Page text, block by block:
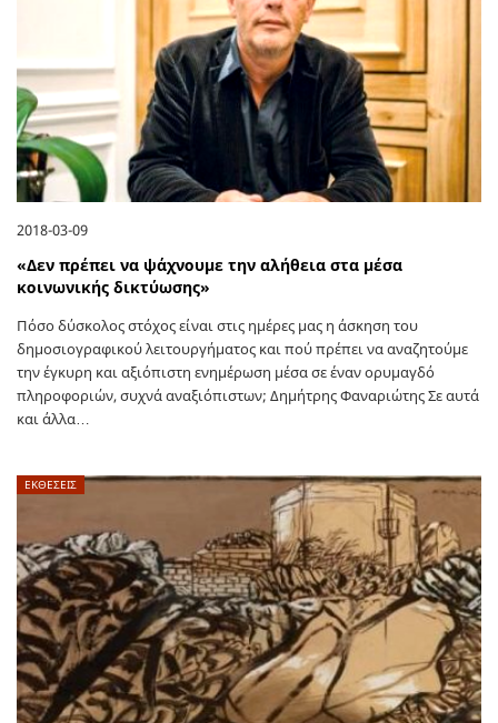
2018-03-09
«Δεν πρέπει να ψάχνουμε την αλήθεια στα μέσα
κοινωνικής δικτύωσης»
Πόσο δύσκολος στόχος είναι στις ημέρες μας η άσκηση του
δημοσιογραφικού λειτουργήματος και πού πρέπει να αναζητούμε
την έγκυρη και αξιόπιστη ενημέρωση μέσα σε έναν ορυμαγδό
πληροφοριών, συχνά αναξιόπιστων; Δημήτρης Φαναριώτης Σε αυτά
και άλλα…
ΕΚΘΕΣΕΙΣ